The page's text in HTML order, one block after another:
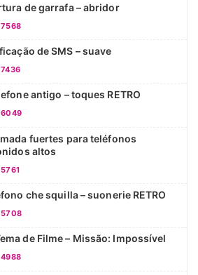
de garrafa – abridor
7568
de SMS – suave
7436
antigo – toques RETRO
6049
fuertes para teléfonos
altos
5761
che squilla – suonerie RETRO
5708
de Filme – Missão: Impossível
4988